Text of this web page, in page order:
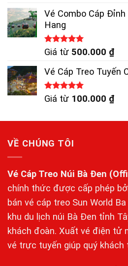
Vé Combo Cáp Đỉnh
Hang
Được xếp
Giá từ 500.000 ₫
Vé Cáp Treo Tuyến
Được xếp
Giá từ 100.000 ₫
VỀ CHÚNG TÔI
Vé Cáp Treo Núi Bà Đen
chính thức được cấp phép
bán vé cáp treo Sun World
khu du lịch núi Bà Đen tỉnh
khách đoàn. Xuất vé điện tử
vé trực tuyến giúp quý khách